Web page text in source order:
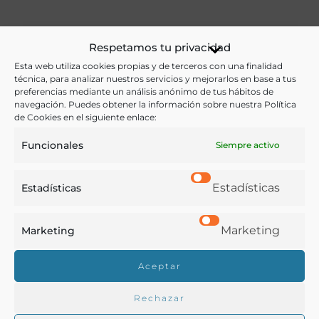
Respetamos tu privacidad
Esta web utiliza cookies propias y de terceros con una finalidad
técnica, para analizar nuestros servicios y mejorarlos en base a tus
preferencias mediante un análisis anónimo de tus hábitos de
navegación. Puedes obtener la información sobre nuestra Política
de Cookies en el siguiente enlace:
Funcionales Siempre activo
Estadísticas Estadísticas
Marketing Marketing
Aceptar
Rechazar
Alimentos,Dietética y nutrición,Historia ,Medicina
Ver más libros con las palabras clave:
COMPARTIR
Buscar en la biblioteca